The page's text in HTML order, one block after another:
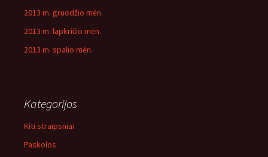
2013 m. gruodžio mėn.
2013 m. lapkričio mėn.
2013 m. spalio mėn.
Kategorijos
Kiti straipsniai
Paskolos